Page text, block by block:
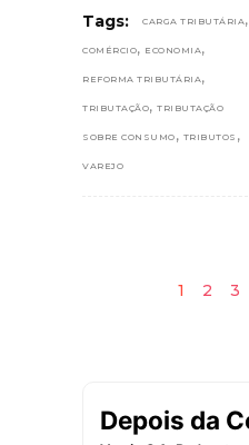
Tags: CARGA TRIBUTÁRIA,
COMÉRCIO, ECONOMIA,
REFORMA TRIBUTÁRIA,
TRIBUTAÇÃO, TRIBUTAÇÃO
SOBRE CONSUMO , TRIBUTOS ,
VAREJO
1 2 3